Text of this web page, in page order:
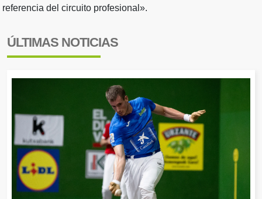
referencia del circuito profesional».
ÚLTIMAS NOTICIAS